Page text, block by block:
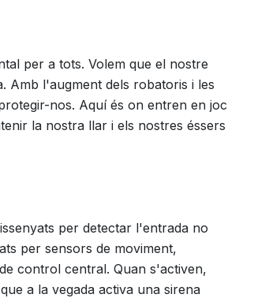
per a tots. Volem que el nostre
Amb l'augment dels robatoris i les
nos. Aquí és on entren en joc
la nostra llar i els nostres éssers
per detectar l'entrada no
per sensors de moviment,
control central. Quan s'activen,
a la vegada activa una sirena